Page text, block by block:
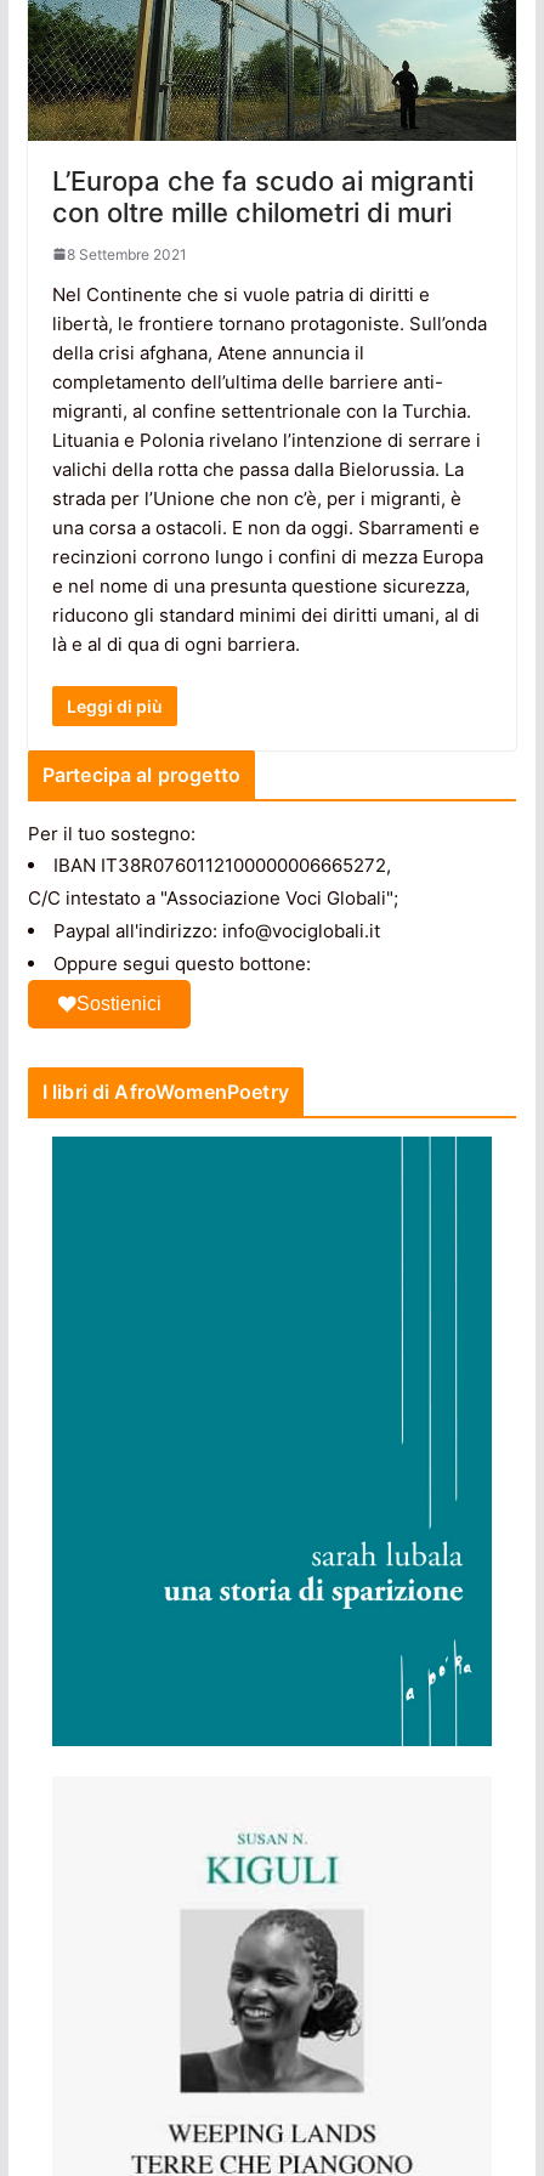
L’Europa che fa scudo ai migranti
con oltre mille chilometri di muri
8 Settembre 2021
Nel Continente che si vuole patria di diritti e
libertà, le frontiere tornano protagoniste. Sull’onda
della crisi afghana, Atene annuncia il
completamento dell’ultima delle barriere anti-
migranti, al confine settentrionale con la Turchia.
Lituania e Polonia rivelano l’intenzione di serrare i
valichi della rotta che passa dalla Bielorussia. La
strada per l’Unione che non c’è, per i migranti, è
una corsa a ostacoli. E non da oggi. Sbarramenti e
recinzioni corrono lungo i confini di mezza Europa
e nel nome di una presunta questione sicurezza,
riducono gli standard minimi dei diritti umani, al di
là e al di qua di ogni barriera.
Leggi di più
Partecipa al progetto
Per il tuo sostegno:
IBAN IT38R0760112100000006665272,
C/C intestato a "Associazione Voci Globali";
Paypal all'indirizzo: info@vociglobali.it
Oppure segui questo bottone:
Sostienici
I libri di AfroWomenPoetry